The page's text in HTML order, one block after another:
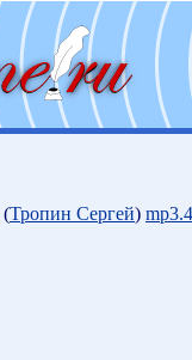
(Тропин Сергей)